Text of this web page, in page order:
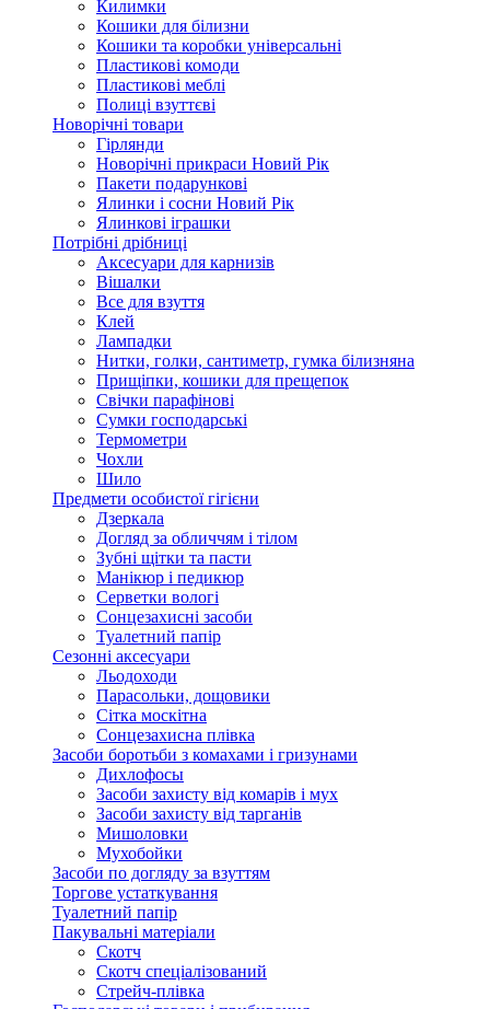
Килимки
Кошики для білизни
Кошики та коробки універсальні
Пластикові комоди
Пластикові меблі
Полиці взуттєві
Новорічні товари
Гірлянди
Новорічні прикраси Новий Рік
Пакети подарункові
Ялинки і сосни Новий Рік
Ялинкові іграшки
Потрібні дрібниці
Аксесуари для карнизів
Вішалки
Все для взуття
Клей
Лампадки
Нитки, голки, сантиметр, гумка білизняна
Прищіпки, кошики для прещепок
Свічки парафінові
Сумки господарські
Термометри
Чохли
Шило
Предмети особистої гігієни
Дзеркала
Догляд за обличчям і тілом
Зубні щітки та пасти
Манікюр і педикюр
Серветки вологі
Сонцезахисні засоби
Туалетний папір
Сезонні аксесуари
Льодоходи
Парасольки, дощовики
Сітка москітна
Сонцезахисна плівка
Засоби боротьби з комахами і гризунами
Дихлофосы
Засоби захисту від комарів і мух
Засоби захисту від тарганів
Мишоловки
Мухобойки
Засоби по догляду за взуттям
Торгове устаткування
Туалетний папір
Пакувальні матеріали
Скотч
Скотч спеціалізований
Стрейч-плівка